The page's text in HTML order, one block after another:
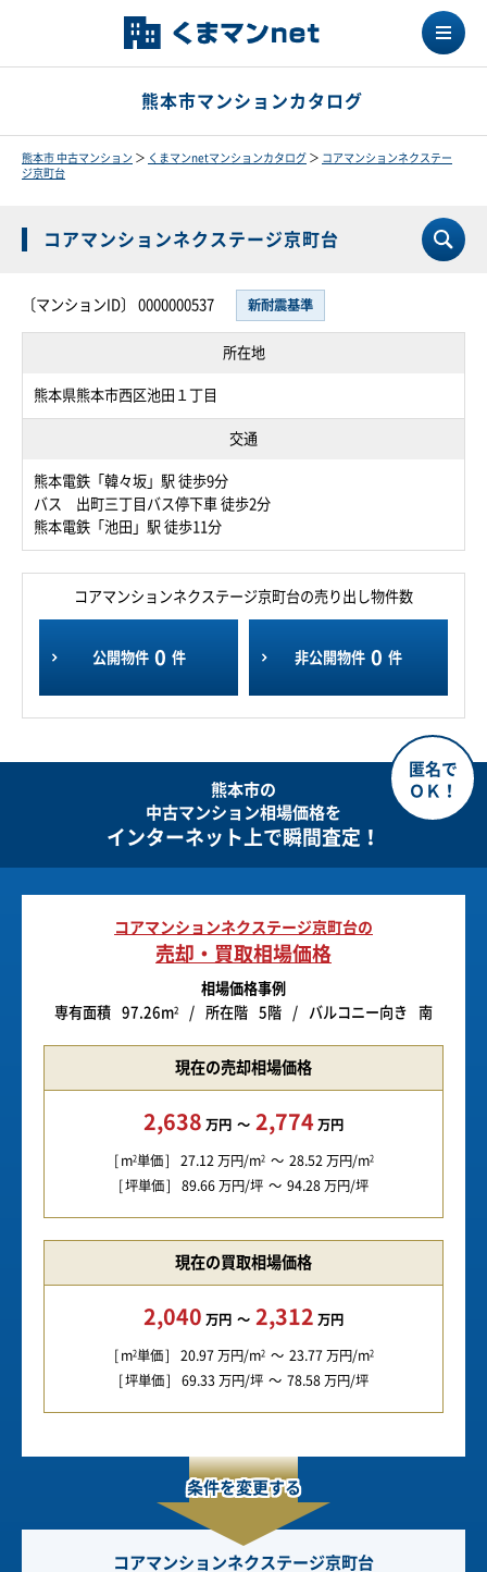
熊本市マンションカタログ
熊本市 中古マンション ＞ くまマンnetマンションカタログ ＞ コアマンションネクステー
ジ京町台
コアマンションネクステージ京町台
〔マンションID〕 0000000537 新耐震基準
所在地
熊本県熊本市西区池田１丁目
交通
熊本電鉄「韓々坂」駅 徒歩9分
バス 出町三丁目バス停下車 徒歩2分
熊本電鉄「池田」駅 徒歩11分
コアマンションネクステージ京町台の売り出し物件数
公開物件 0 件 非公開物件 0 件
熊本市の
中古マンション相場価格を
インターネット上で瞬間査定！
コアマンションネクステージ京町台の
売却・買取相場価格
相場価格事例
専有面積
97.26m2 所在階 5階 バルコニー向き 南
現在の売却相場価格
2,638 万円 2,774 万円
m2単価 27.12 万円/m2 28.52 万円/m2
坪単価 89.66 万円/坪 94.28 万円/坪
現在の買取相場価格
2,040 万円 2,312 万円
m2単価 20.97 万円/m2 23.77 万円/m2
坪単価 69.33 万円/坪 78.58 万円/坪
条件を変更する
コアマンションネクステージ京町台